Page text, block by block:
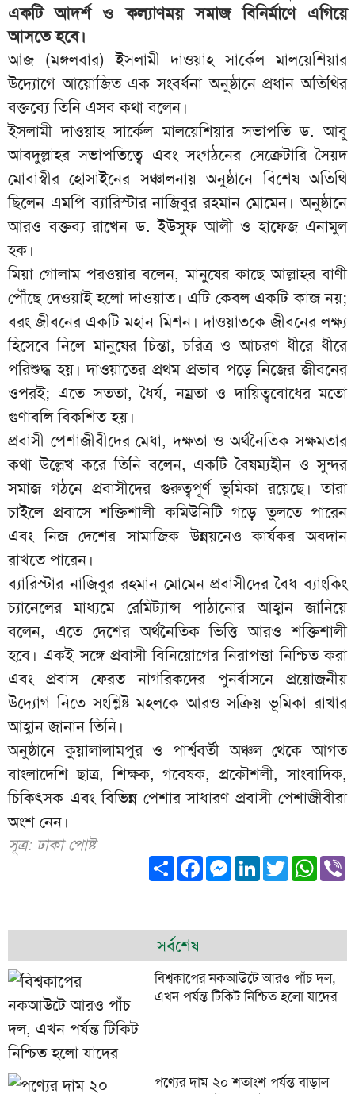
একটি আদর্শ ও কল্যাণময় সমাজ বিনির্মাণে এগিয়ে
আসতে হবে।
আজ (মঙ্গলবার) ইসলামী দাওয়াহ সার্কেল মালয়েশিয়ার
উদ্যোগে আয়োজিত এক সংবর্ধনা অনুষ্ঠানে প্রধান অতিথির
বক্তব্যে তিনি এসব কথা বলেন।
ইসলামী দাওয়াহ সার্কেল মালয়েশিয়ার সভাপতি ড. আবু
আবদুল্লাহর সভাপতিত্বে এবং সংগঠনের সেক্রেটারি সৈয়দ
মোবাস্বীর হোসাইনের সঞ্চালনায় অনুষ্ঠানে বিশেষ অতিথি
ছিলেন এমপি ব্যারিস্টার নাজিবুর রহমান মোমেন। অনুষ্ঠানে
আরও বক্তব্য রাখেন ড. ইউসুফ আলী ও হাফেজ এনামুল
হক।
মিয়া গোলাম পরওয়ার বলেন, মানুষের কাছে আল্লাহর বাণী
পৌঁছে দেওয়াই হলো দাওয়াত। এটি কেবল একটি কাজ নয়;
বরং জীবনের একটি মহান মিশন। দাওয়াতকে জীবনের লক্ষ্য
হিসেবে নিলে মানুষের চিন্তা, চরিত্র ও আচরণ ধীরে ধীরে
পরিশুদ্ধ হয়। দাওয়াতের প্রথম প্রভাব পড়ে নিজের জীবনের
ওপরই; এতে সততা, ধৈর্য, নম্রতা ও দায়িত্ববোধের মতো
গুণাবলি বিকশিত হয়।
প্রবাসী পেশাজীবীদের মেধা, দক্ষতা ও অর্থনৈতিক সক্ষমতার
কথা উল্লেখ করে তিনি বলেন, একটি বৈষম্যহীন ও সুন্দর
সমাজ গঠনে প্রবাসীদের গুরুত্বপূর্ণ ভূমিকা রয়েছে। তারা
চাইলে প্রবাসে শক্তিশালী কমিউনিটি গড়ে তুলতে পারেন
এবং নিজ দেশের সামাজিক উন্নয়নেও কার্যকর অবদান
রাখতে পারেন।
ব্যারিস্টার নাজিবুর রহমান মোমেন প্রবাসীদের বৈধ ব্যাংকিং
চ্যানেলের মাধ্যমে রেমিট্যান্স পাঠানোর আহ্বান জানিয়ে
বলেন, এতে দেশের অর্থনৈতিক ভিত্তি আরও শক্তিশালী
হবে। একই সঙ্গে প্রবাসী বিনিয়োগের নিরাপত্তা নিশ্চিত করা
এবং প্রবাস ফেরত নাগরিকদের পুনর্বাসনে প্রয়োজনীয়
উদ্যোগ নিতে সংশ্লিষ্ট মহলকে আরও সক্রিয় ভূমিকা রাখার
আহ্বান জানান তিনি।
অনুষ্ঠানে কুয়ালালামপুর ও পার্শ্ববর্তী অঞ্চল থেকে আগত
বাংলাদেশি ছাত্র, শিক্ষক, গবেষক, প্রকৌশলী, সাংবাদিক,
চিকিৎসক এবং বিভিন্ন পেশার সাধারণ প্রবাসী পেশাজীবীরা
অংশ নেন।
সূত্র: ঢাকা পোষ্ট
ShareFacebook
Messenger
LinkedIn
Twitter
সর্বশেষ
বিশ্বকাপের নকআউটে আরও পাঁচ দল,
এখন পর্যন্ত টিকিট নিশ্চিত হলো যাদের
পণ্যের দাম ২০ শতাংশ পর্যন্ত বাড়াল